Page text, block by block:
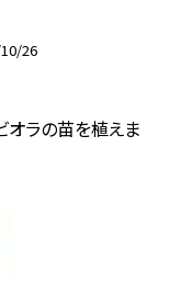
26
オラの苗を植えま